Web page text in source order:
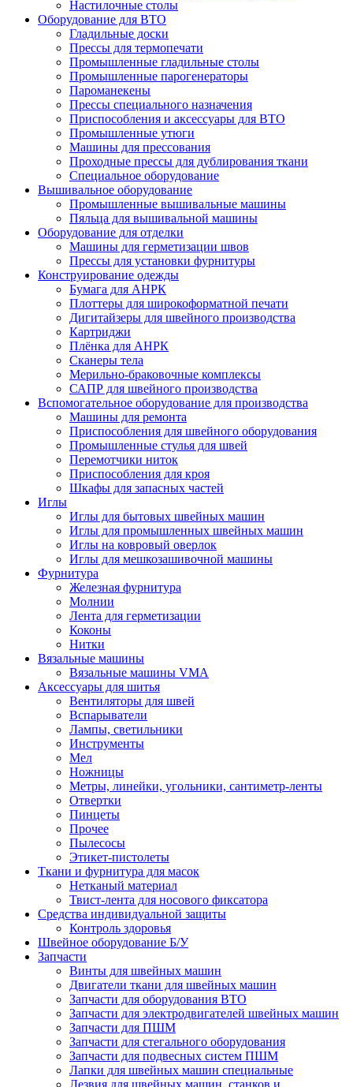
Настилочные столы
Оборудование для ВТО
Гладильные доски
Прессы для термопечати
Промышленные гладильные столы
Промышленные парогенераторы
Пароманекены
Прессы специального назначения
Приспособления и аксессуары для ВТО
Промышленные утюги
Машины для прессования
Проходные прессы для дублирования ткани
Специальное оборудование
Вышивальное оборудование
Промышленные вышивальные машины
Пяльца для вышивальной машины
Оборудование для отделки
Машины для герметизации швов
Прессы для установки фурнитуры
Конструирование одежды
Бумага для АНРК
Плоттеры для широкоформатной печати
Дигитайзеры для швейного производства
Картриджи
Плёнка для АНРК
Сканеры тела
Мерильно-браковочные комплексы
САПР для швейного производства
Вспомогательное оборудование для производства
Машины для ремонта
Приспособления для швейного оборудования
Промышленные стулья для швей
Перемотчики ниток
Приспособления для кроя
Шкафы для запасных частей
Иглы
Иглы для бытовых швейных машин
Иглы для промышленных швейных машин
Иглы на ковровый оверлок
Иглы для мешкозашивочной машины
Фурнитура
Железная фурнитура
Молнии
Лента для герметизации
Коконы
Нитки
Вязальные машины
Вязальные машины VMA
Аксессуары для шитья
Вентиляторы для швей
Вспарыватели
Лампы, светильники
Инструменты
Мел
Ножницы
Метры, линейки, угольники, сантиметр-ленты
Отвертки
Пинцеты
Прочее
Пылесосы
Этикет-пистолеты
Ткани и фурнитура для масок
Нетканый материал
Твист-лента для носового фиксатора
Средства индивидуальной защиты
Контроль здоровья
Швейное оборудование Б/У
Запчасти
Винты для швейных машин
Двигатели ткани для швейных машин
Запчасти для оборудования ВТО
Запчасти для электродвигателей швейных машин
Запчасти для ПШМ
Запчасти для стегального оборудования
Запчасти для подвесных систем ПШМ
Лапки для швейных машин специальные
Лезвия для швейных машин, станков и